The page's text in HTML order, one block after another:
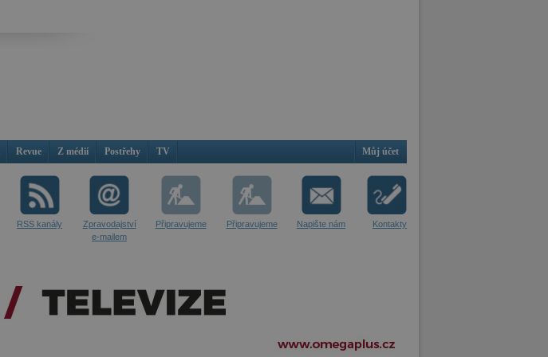
Revue Z médií Postřehy TV Můj účet
RSS kanály
Zpravodajství
e-mailem
Připravujeme Připravujeme Napište nám Kontakty